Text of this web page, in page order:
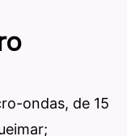
ondas, de 15